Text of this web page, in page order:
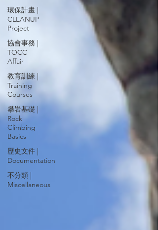
環保計畫 |
CLEANUP
Project
協會事務 |
TOCC
Affair
教育訓練 |
Training
Courses
攀岩基礎 |
Rock
Climbing
Basics
歷史文件 |
Documentation
不分類 |
Miscellaneous